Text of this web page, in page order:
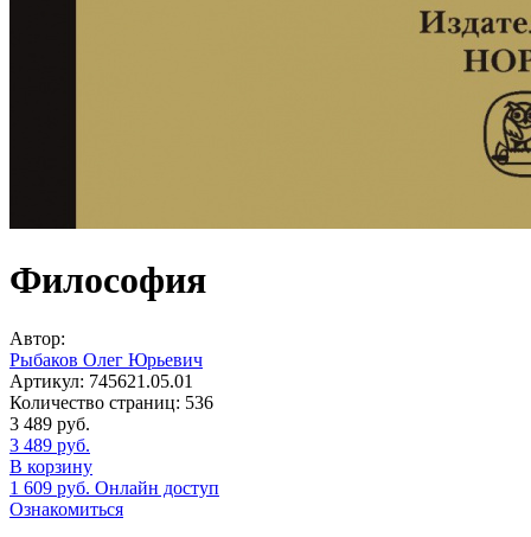
Философия
Автор:
Рыбаков Олег Юрьевич
Артикул: 745621.05.01
Количество страниц: 536
3 489 руб.
3 489 руб.
В корзину
1 609 руб. Онлайн доступ
Ознакомиться